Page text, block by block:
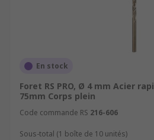
En stock
Foret RS PRO, Ø 4 mm Acier
75mm Corps plein
Code commande RS 216-606
Sous-total (1 boîte de 10 unités)